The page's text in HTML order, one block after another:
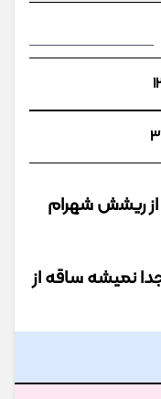
کامل برای اصلاح مو و
(قیمت رو ببینی باور
داره بخرش